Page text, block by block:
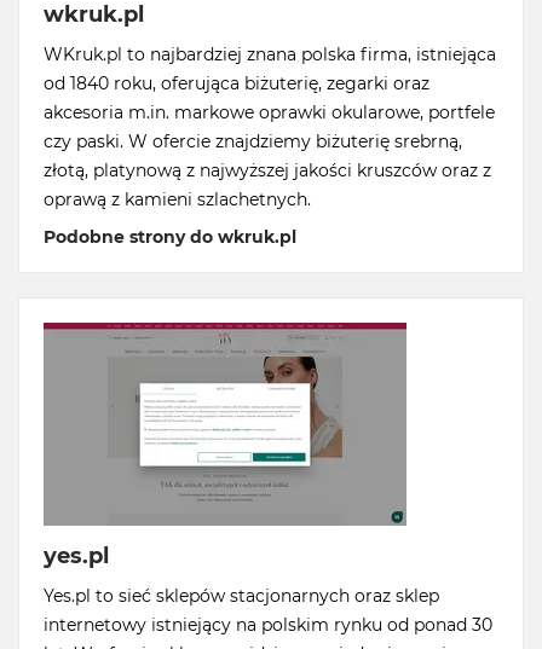
wkruk.pl
WKruk.pl to najbardziej znana polska firma, istniejąca
od 1840 roku, oferująca biżuterię, zegarki oraz
akcesoria m.in. markowe oprawki okularowe, portfele
czy paski. W ofercie znajdziemy biżuterię srebrną,
złotą, platynową z najwyższej jakości kruszców oraz z
oprawą z kamieni szlachetnych.
Podobne strony do wkruk.pl
yes.pl
Yes.pl to sieć sklepów stacjonarnych oraz sklep
internetowy istniejący na polskim rynku od ponad 30